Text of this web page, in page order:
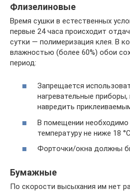
Флизелиновые
Время сушки в естественных
первые 24 часа происходит
сутки — полимеризация клея. В
влажностью (более 60%) обои
период:
Запрещается
нагревательные
навредить
В помещении
температуру не ниже 18 °С.
Форточки/окна должны
Бумажные
По скорости высыхания им нет